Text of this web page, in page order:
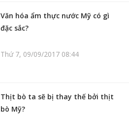
Văn hóa ẩm thực nước Mỹ có gì
đặc sắc?
Thứ 7, 09/09/2017 08:44
Thịt bò ta sẽ bị thay thế bởi thịt
bò Mỹ?